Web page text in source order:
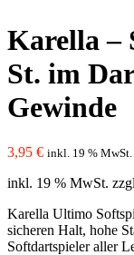
Karella –
St. im
Gewinde
3,95 € inkl. 19 % MwSt.
inkl. 19 % MwSt.
Karella Ultimo
sicheren Halt, hohe
Softdartspieler aller